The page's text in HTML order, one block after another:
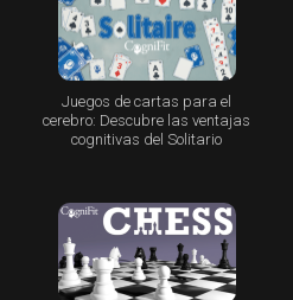
Juegos de cartas para el
cerebro: Descubre las ventajas
cognitivas del Solitario